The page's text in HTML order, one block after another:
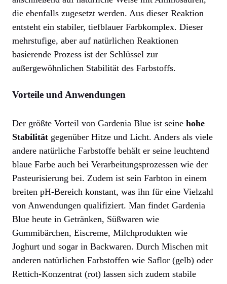
die ebenfalls zugesetzt werden. Aus dieser Reaktion
entsteht ein stabiler, tiefblauer Farbkomplex. Dieser
mehrstufige, aber auf natürlichen Reaktionen
basierende Prozess ist der Schlüssel zur
außergewöhnlichen Stabilität des Farbstoffs.
Vorteile und Anwendungen
Der größte Vorteil von Gardenia Blue ist seine hohe
Stabilität gegenüber Hitze und Licht. Anders als viele
andere natürliche Farbstoffe behält er seine leuchtend
blaue Farbe auch bei Verarbeitungsprozessen wie der
Pasteurisierung bei. Zudem ist sein Farbton in einem
breiten pH-Bereich konstant, was ihn für eine Vielzahl
von Anwendungen qualifiziert. Man findet Gardenia
Blue heute in Getränken, Süßwaren wie
Gummibärchen, Eiscreme, Milchprodukten wie
Joghurt und sogar in Backwaren. Durch Mischen mit
anderen natürlichen Farbstoffen wie Saflor (gelb) oder
Rettich-Konzentrat (rot) lassen sich zudem stabile